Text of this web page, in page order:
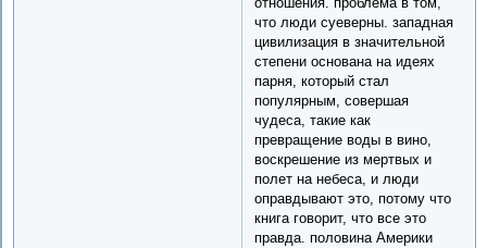
что люди суеверны. западная
цивилизация в значительной
степени основана на идеях
парня, который стал
популярным, совершая
чудеса, такие как
превращение воды в вино,
воскрешение из мертвых и
полет на небеса, и люди
оправдывают это, потому что
книга говорит, что все это
правда. половина Америки